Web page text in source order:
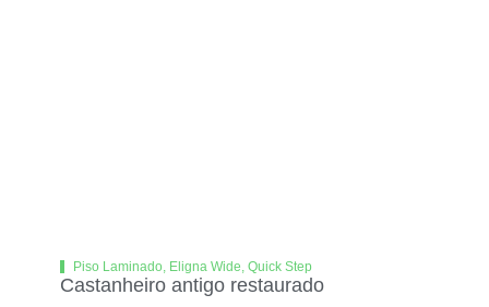
Piso Laminado, Eligna Wide, Quick Step
Castanheiro antigo restaurado